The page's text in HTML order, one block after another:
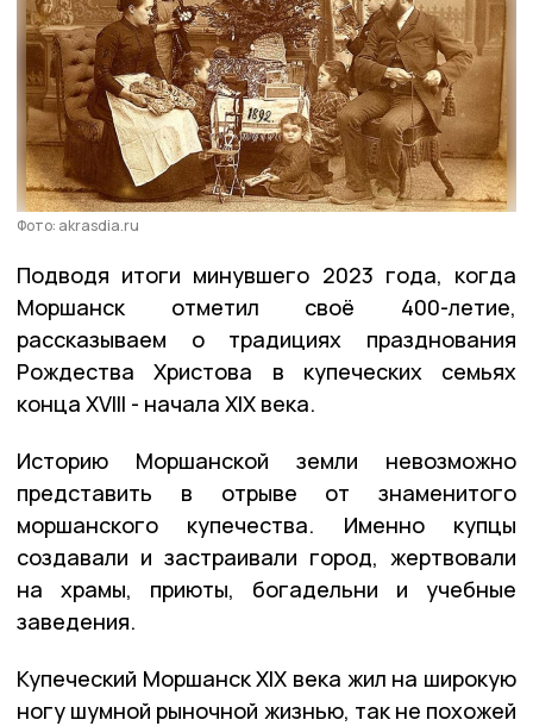
Фото: akrasdia.ru
Подводя итоги минувшего 2023 года, когда
Моршанск отметил своё 400-летие,
рассказываем о традициях празднования
Рождества Христова в купеческих семьях
конца XVIII - начала XIX века.
Историю Моршанской земли невозможно
представить в отрыве от знаменитого
моршанского купечества. Именно купцы
создавали и застраивали город, жертвовали
на храмы, приюты, богадельни и учебные
заведения.
Купеческий Моршанск XIX века жил на широкую
ногу шумной рыночной жизнью, так не похожей